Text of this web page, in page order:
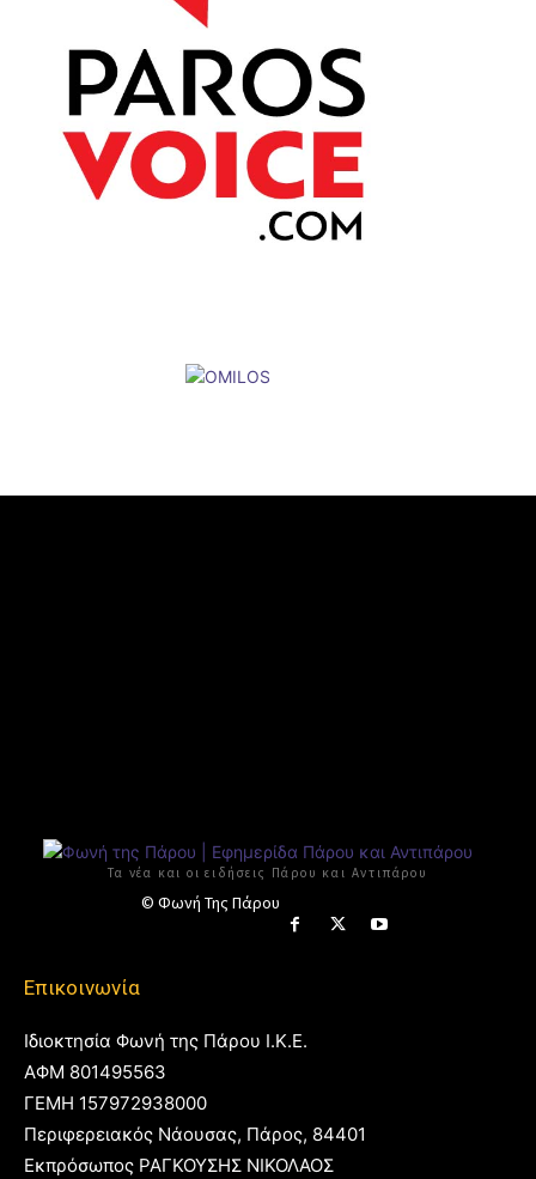
Τα νέα και οι ειδήσεις Πάρου και Αντιπάρου
© Φωνή Της Πάρου
Επικοινωνία
Ιδιοκτησία Φωνή της Πάρου Ι.Κ.Ε.
ΑΦΜ 801495563
ΓΕΜΗ 157972938000
Περιφερειακός Νάουσας, Πάρος, 84401
Εκπρόσωπος ΡΑΓΚΟΥΣΗΣ ΝΙΚΟΛΑΟΣ